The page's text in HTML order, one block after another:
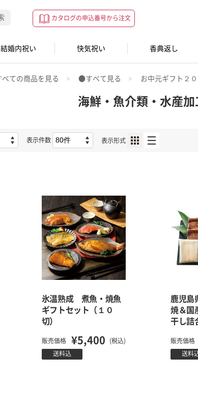
カタログの申込番号から注文
結婚内祝い 快気祝い 香典返し
ての商品を見る ●すべて見る お中元ギフト２０
海鮮・魚介類・水産加
表示件数 表示形式
氷温熟成 煮魚・焼魚
ギフトセット（１０
切）
販売価格 ¥5,400 (税込)
送料込
鹿児島
焼＆国
干し詰
販売価格
送料